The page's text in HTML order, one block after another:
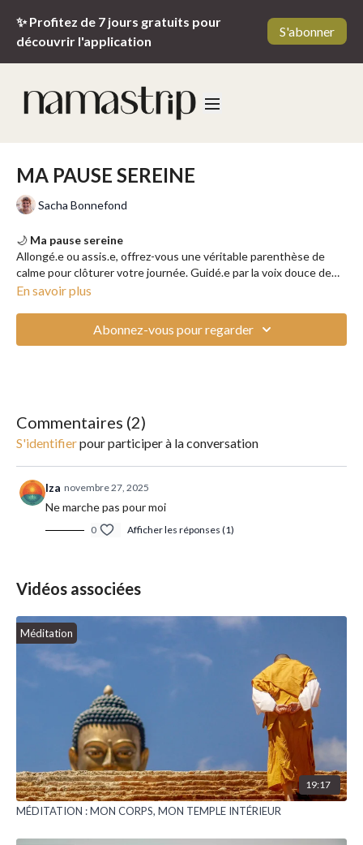
✨ Profitez de 7 jours gratuits pour
découvrir l'application
S'abonner
MA PAUSE SEREINE
Sacha Bonnefond
🌙 Ma pause sereine
Allongé.e ou assis.e, offrez-vous une véritable parenthèse de
calme pour clôturer votre journée. Guidé.e par la voix douce de
Sacha, vous plongerez dans un exercice de respiration
elle le stress accumulé. Cette respiration régénérante agit en
délicat.
En savoir plus
Abonnez-vous pour regarder
Commentaires (2)
S'identifierpour participer à la conversation
Iza novembre 27, 2025
Ne marche pas pour moi
0 Afficher les réponses (1)
Vidéos associées
Méditation
19:17
MÉDITATION : MON CORPS, MON TEMPLE INTÉRIEUR